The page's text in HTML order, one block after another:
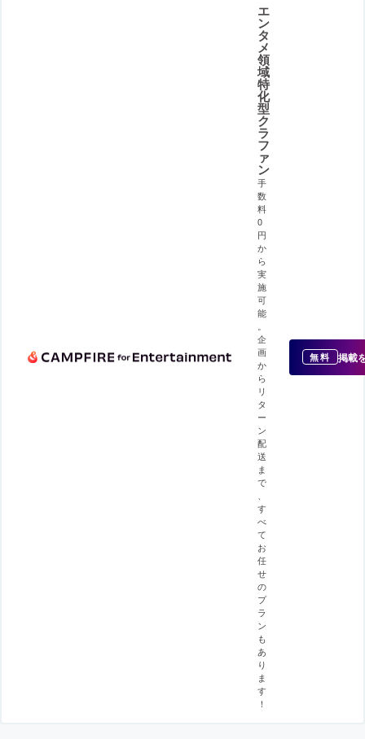
エ
ン
タ
メ
領
域
特
化
型
ク
ラ
フ
ァ
ン
手
数
料
0
円
か
ら
実
施
可
能
企
画
か
ら
リ
タ
ー
ン
配
送
ま
で
す
べ
て
お
任
せ
の
プ
ラ
ン
も
あ
り
ま
す
！
無料 掲載